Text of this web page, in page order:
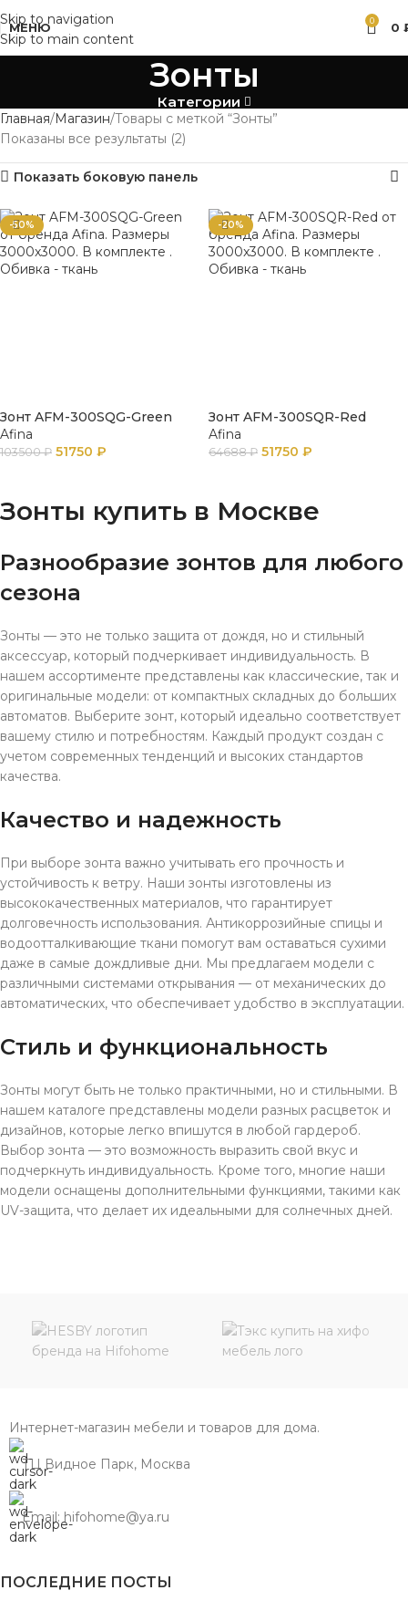
Skip to navigation
Skip to main content
МЕНЮ 0 0
Зонты
Категории
Главная Магазин Товары с меткой “Зонты”
Показаны все результаты (2)
Показать боковую панель
-50%
Зонт AFM-300SQG-Green
Afina
103500₽ 51750 ₽
-20%
Зонт AFM-300SQR-Red
Afina
64688₽ 51750 ₽
Зонты купить в Москве
Разнообразие зонтов для любого
сезона
Зонты — это не только защита от дождя, но и стильный
аксессуар, который подчеркивает индивидуальность. В
нашем ассортименте представлены как классические, так и
оригинальные модели: от компактных складных до больших
автоматов. Выберите зонт, который идеально соответствует
вашему стилю и потребностям. Каждый продукт создан с
учетом современных тенденций и высоких стандартов
качества.
Качество и надежность
При выборе зонта важно учитывать его прочность и
устойчивость к ветру. Наши зонты изготовлены из
высококачественных материалов, что гарантирует
долговечность использования. Антикоррозийные спицы и
водоотталкивающие ткани помогут вам оставаться сухими
даже в самые дождливые дни. Мы предлагаем модели с
различными системами открывания — от механических до
автоматических, что обеспечивает удобство в эксплуатации.
Стиль и функциональность
Зонты могут быть не только практичными, но и стильными. В
нашем каталоге представлены модели разных расцветок и
дизайнов, которые легко впишутся в любой гардероб.
Выбор зонта — это возможность выразить свой вкус и
подчеркнуть индивидуальность. Кроме того, многие наши
модели оснащены дополнительными функциями, такими как
UV-защита, что делает их идеальными для солнечных дней.
Интернет-магазин мебели и товаров для дома.
ТЦ Видное Парк, Москва
Email: hifohome@ya.ru
ПОСЛЕДНИЕ ПОСТЫ